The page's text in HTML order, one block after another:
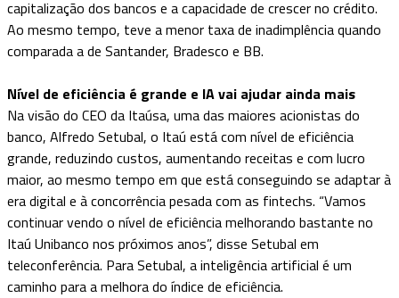
capitalização dos bancos e a capacidade de crescer no crédito.
Ao mesmo tempo, teve a menor taxa de inadimplência quando
comparada a de Santander, Bradesco e BB.
Nível de eficiência é grande e IA vai ajudar ainda mais
Na visão do CEO da Itaúsa, uma das maiores acionistas do
banco, Alfredo Setubal, o Itaú está com nível de eficiência
grande, reduzindo custos, aumentando receitas e com lucro
maior, ao mesmo tempo em que está conseguindo se adaptar à
era digital e à concorrência pesada com as fintechs. “Vamos
continuar vendo o nível de eficiência melhorando bastante no
Itaú Unibanco nos próximos anos”, disse Setubal em
teleconferência. Para Setubal, a inteligência artificial é um
caminho para a melhora do índice de eficiência.